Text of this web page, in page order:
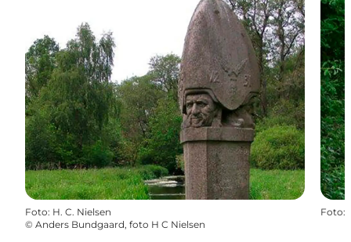
Foto: H. C. Nielsen
© Anders Bundgaard, foto H C Nielsen
Foto: